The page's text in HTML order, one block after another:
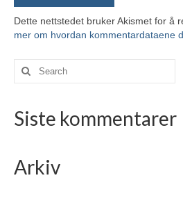
Dette nettstedet bruker Akismet for å
mer om hvordan kommentardataene
Search
for:
Siste kommentarer
Arkiv